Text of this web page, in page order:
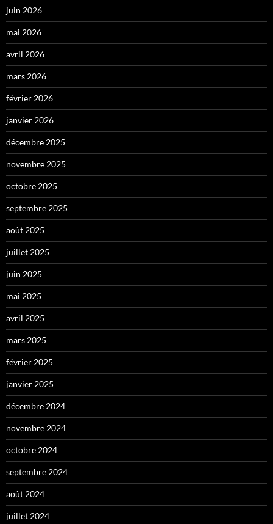
juin 2026
mai 2026
avril 2026
mars 2026
février 2026
janvier 2026
décembre 2025
novembre 2025
octobre 2025
septembre 2025
août 2025
juillet 2025
juin 2025
mai 2025
avril 2025
mars 2025
février 2025
janvier 2025
décembre 2024
novembre 2024
octobre 2024
septembre 2024
août 2024
juillet 2024